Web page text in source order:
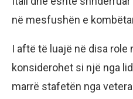
në mesfushën e
I aftë të luajë në disa role
konsiderohet si një nga
marrë stafetën nga